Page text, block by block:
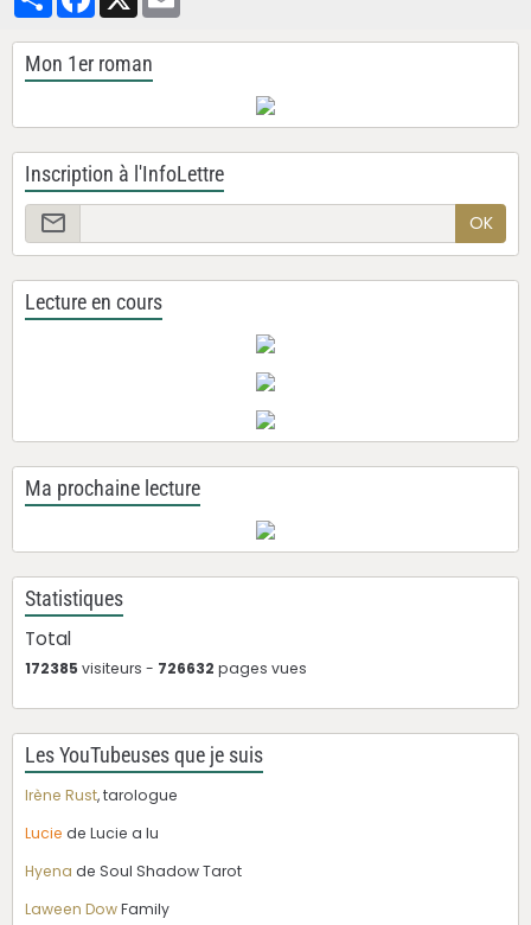
Mon 1er roman
Inscription à l'InfoLettre
OK
Lecture en cours
Ma prochaine lecture
Statistiques
Total
172385 visiteurs - 726632 pages vues
Les YouTubeuses que je suis
Irène Rust, tarologue
Lucie de Lucie a lu
Hyena de Soul Shadow Tarot
Laween DowFamily